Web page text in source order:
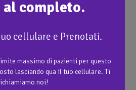
al completo.
cellulare e Prenotati.
massimo di pazienti per questo
lasciando qua il tuo cellulare. Ti
noi!